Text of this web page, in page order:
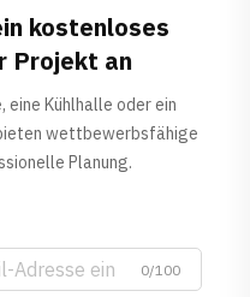
kostenloses
Projekt an
eine Kühlhalle oder ein
wettbewerbsfähige
Planung.
0/100